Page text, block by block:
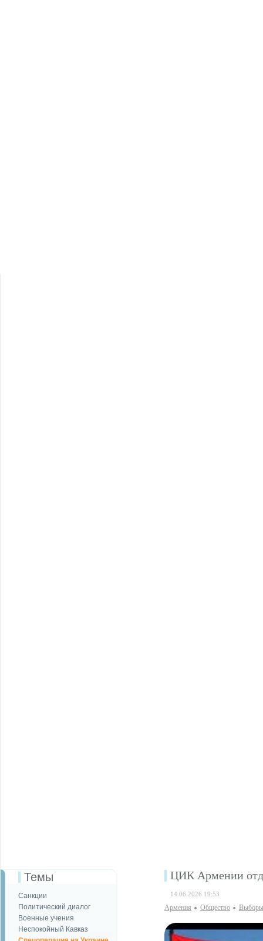
Темы
Санкции
Политический диалог
Военные учения
Неспокойный Кавказ
ЦИК Армении
14.06.2026 19:53
Армения Общество Выборы